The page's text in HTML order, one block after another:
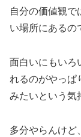
自分の価値観で
い場所にあるの
面白いにもいろ
れるのがやっぱ
みたいという気
多分やらんけど